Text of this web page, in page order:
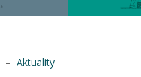
Aktuality(aktuální)